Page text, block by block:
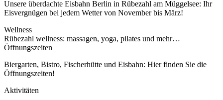
Unsere überdachte Eisbahn Berlin in Rübezahl am Müggelsee: Ihr
Eisvergnügen bei jedem Wetter von November bis März!
Wellness
Rübezahl wellness: massagen, yoga, pilates und mehr…
Öffnungszeiten
Biergarten, Bistro, Fischerhütte und Eisbahn: Hier finden Sie die
Öffnungszeiten!
Aktivitäten